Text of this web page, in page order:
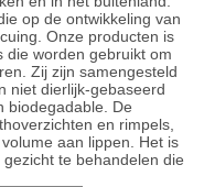
op de ontwikkeling van
Onze producten is
die worden gebruikt om
Zij zijn samengesteld
niet dierlijk-gebaseerd
biodegadable. De
en rimpels,
aan lippen. Het is
te behandelen die